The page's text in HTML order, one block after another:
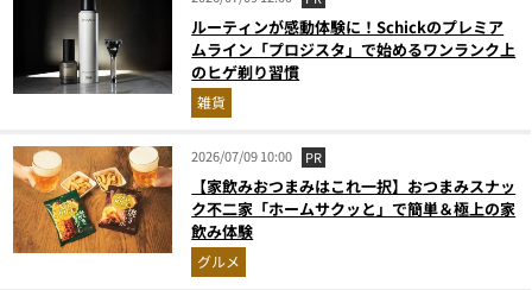
ルーティンが感動体験に！Schickのプレミア
ムライン「プロジスタ」で始めるワンランク上
のヒゲ剃り習慣
雑貨
2026/07/09 10:00 PR
【家飲みおつまみはこれ一択】おつまみスナッ
ク不二家「ホームサクッと」で簡単＆極上の家
飲み体験
グルメ